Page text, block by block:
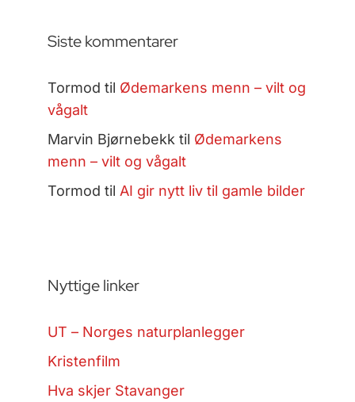
Siste kommentarer
Tormod til Ødemarkens menn – vilt og
vågalt
Marvin Bjørnebekk til Ødemarkens
menn – vilt og vågalt
Tormod til AI gir nytt liv til gamle bilder
Nyttige linker
UT – Norges naturplanlegger
Kristenfilm
Hva skjer Stavanger